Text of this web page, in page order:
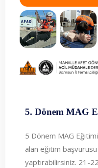
5. Dönem MAG
5 Dönem MAG
alan eğitim başvurusu
yaptırabilirsiniz. 21-